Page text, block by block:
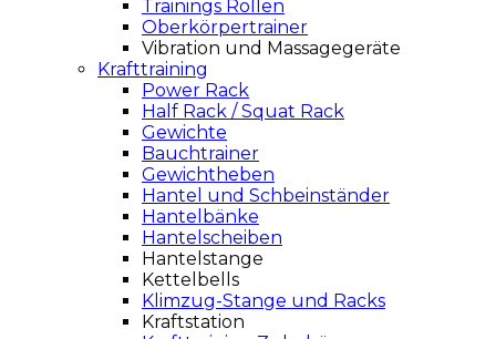
Trainings Rollen
Oberkörpertrainer
Vibration und Massagegeräte
Krafttraining
Power Rack
Half Rack / Squat Rack
Gewichte
Bauchtrainer
Gewichtheben
Hantel und Schbeinständer
Hantelbänke
Hantelscheiben
Hantelstange
Kettelbells
Klimzug-Stange und Racks
Kraftstation